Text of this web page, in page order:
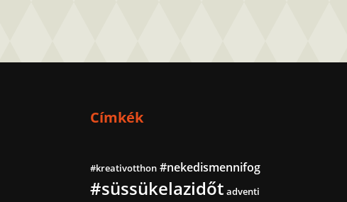
Címkék
#kreativotthon #nekedismennifog
#süssükelazidőt adventi